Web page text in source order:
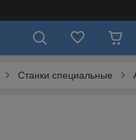
Станки специальные